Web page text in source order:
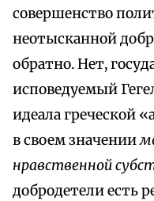
совершенство
неотысканной
обратно. Нет,
исповедуемый
идеала греческой
в своем значении
нравственной
добродетели есть